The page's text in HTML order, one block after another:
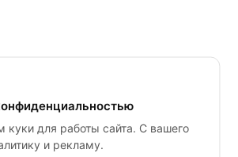
куки для работы сайта. С вашего
и рекламу.